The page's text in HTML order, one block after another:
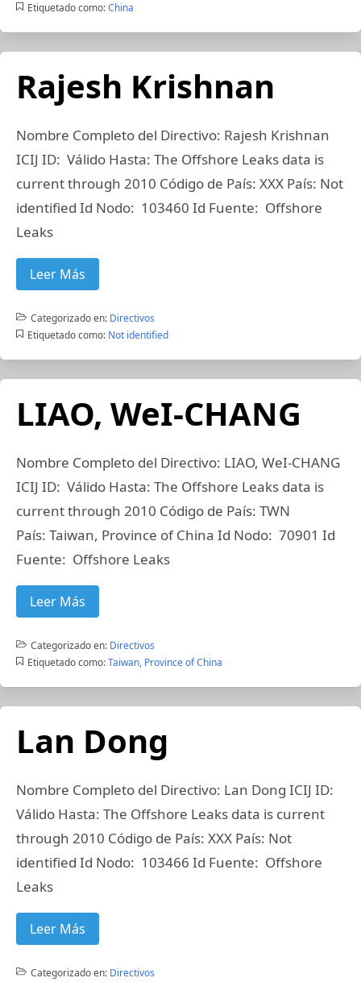
Etiquetado como: China
Rajesh Krishnan
Nombre Completo del Directivo: Rajesh Krishnan
ICIJ ID: Válido Hasta: The Offshore Leaks data is
current through 2010 Código de País: XXX País: Not
identified Id Nodo: 103460 Id Fuente: Offshore
Leaks
Leer Más
Categorizado en: Directivos
Etiquetado como: Not identified
LIAO, WeI-CHANG
Nombre Completo del Directivo: LIAO, WeI-CHANG
ICIJ ID: Válido Hasta: The Offshore Leaks data is
current through 2010 Código de País: TWN
País: Taiwan, Province of China Id Nodo: 70901 Id
Fuente: Offshore Leaks
Leer Más
Categorizado en: Directivos
Etiquetado como: Taiwan, Province of China
Lan Dong
Nombre Completo del Directivo: Lan Dong ICIJ ID:
Válido Hasta: The Offshore Leaks data is current
through 2010 Código de País: XXX País: Not
identified Id Nodo: 103466 Id Fuente: Offshore
Leaks
Leer Más
Categorizado en: Directivos